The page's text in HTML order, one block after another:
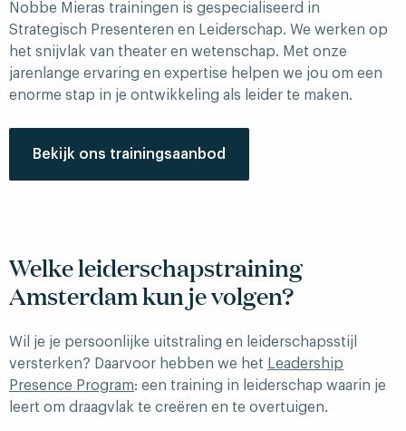
Nobbe Mieras trainingen is gespecialiseerd in
Strategisch Presenteren en Leiderschap. We werken op
het snijvlak van theater en wetenschap. Met onze
jarenlange ervaring en expertise helpen we jou om een
enorme stap in je ontwikkeling als leider te maken.
Bekijk ons trainingsaanbod
Welke leiderschapstraining
Amsterdam kun je volgen?
Wil je je persoonlijke uitstraling en leiderschapsstijl
versterken? Daarvoor hebben we het Leadership
Presence Program: een training in leiderschap waarin je
leert om draagvlak te creëren en te overtuigen.